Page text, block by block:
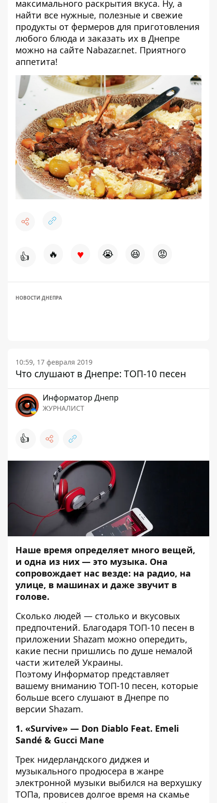
максимального раскрытия вкуса. Ну, а
найти все нужные, полезные и свежие
продукты от фермеров для приготовления
любого блюда и заказать их в Днепре
можно на сайте Nabazar.net. Приятного
аппетита!
👍 🔥 ♥ 😭 😆 😡
НОВОСТИ ДНЕПРА
10:59, 17 февраля 2019
Что слушают в Днепре: ТОП-10 песен
Информатор Днепр
ЖУРНАЛИСТ
👍
Наше время определяет много вещей,
и одна из них — это музыка. Она
сопровождает нас везде: на радио, на
улице, в машинах и даже звучит в
голове.
Сколько людей — столько и вкусовых
предпочтений. Благодаря ТОП-10 песен в
приложении Shazam можно опередить,
какие песни пришлись по душе немалой
части жителей Украины.
Поэтому Информатор представляет
вашему вниманию ТОП-10 песен, которые
больше всего слушают в Днепре по
версии Shazam.
1. «Survive» — Don Diablo Feat. Emeli
Sandé & Gucci Mane
Трек нидерландского диджея и
музыкального продюсера в жанре
электронной музыки выбился на верхушку
ТОПа, провисев долгое время на скамье